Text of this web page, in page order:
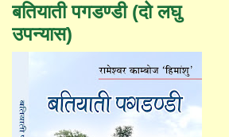
बतियाती पगडण्डी (दो लघु
उपन्यास)